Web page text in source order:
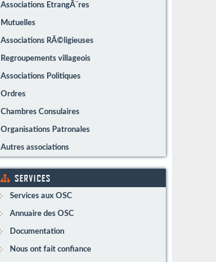
Associations EtrangÃ¨res
Mutuelles
Associations RÃ©ligieuses
Regroupements villageois
Associations Politiques
Ordres
Chambres Consulaires
Organisations Patronales
Autres associations
SERVICES
Services aux OSC
Annuaire des OSC
Documentation
Nous ont fait confiance